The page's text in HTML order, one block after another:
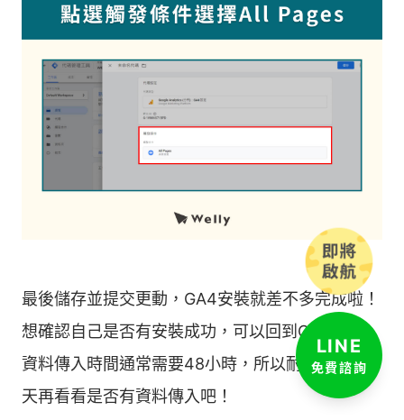
最後儲存並提交更動，GA4安裝就差不多完成啦！
想確認自己是否有安裝成功，可以回到GA後台，
資料傳入時間通常需要48小時，所以耐心等個兩
天再看看是否有資料傳入吧！
LINE
免費諮詢